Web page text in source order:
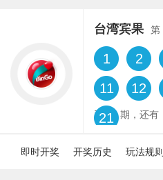
台湾宾果 第
1 2
11
12
21
已开 期，还有
即时开奖 开奖历史 玩法规则